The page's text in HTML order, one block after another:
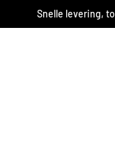
Snelle levering,